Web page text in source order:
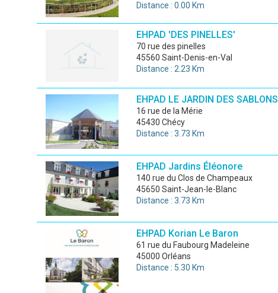
Distance : 0.00 Km
EHPAD 'DES PINELLES'
70 rue des pinelles
45560 Saint-Denis-en-Val
Distance : 2.23 Km
EHPAD LE JARDIN DES SABLONS
16 rue de la Mérie
45430 Chécy
Distance : 3.73 Km
EHPAD Jardins Éléonore
140 rue du Clos de Champeaux
45650 Saint-Jean-le-Blanc
Distance : 3.73 Km
EHPAD Korian Le Baron
61 rue du Faubourg Madeleine
45000 Orléans
Distance : 5.30 Km